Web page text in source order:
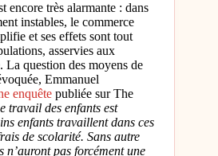
encore très alarmante : dans
instables, le commerce
et ses effets sont tout
asservies aux
question des moyens de
Emmanuel
enquête publiée sur The
travail des enfants est
enfants travaillent dans ces
de scolarité. Sans autre
n’auront pas forcément une